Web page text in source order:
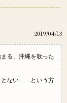
2019/04/13
る、沖縄を歌った
とない……という方